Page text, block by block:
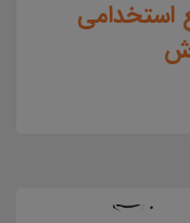
استخدامی